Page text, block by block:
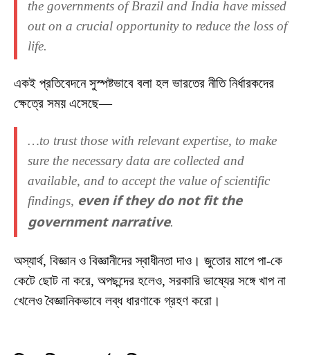
the governments of Brazil and India have missed
out on a crucial opportunity to reduce the loss of
life.
একই প্রতিবেদনে সুস্পষ্টভাবে বলা হল ভারতের নীতি নির্ধারকদের
ক্ষেত্রে সময় এসেছে—
…to trust those with relevant expertise, to make
sure the necessary data are collected and
available, and to accept the value of scientific
findings, even if they do not fit the
government narrative.
অস্যার্থ, বিজ্ঞান ও বিজ্ঞানীদের স্বাধীনতা দাও। জুতোর মাপে পা-কে
কেটে ছোট না করে, অপছন্দের হলেও, সরকারি ভাষ্যের সঙ্গে খাপ না
খেলেও বৈজ্ঞানিকভাবে লব্ধ ধারণাকে গ্রহণ করো।